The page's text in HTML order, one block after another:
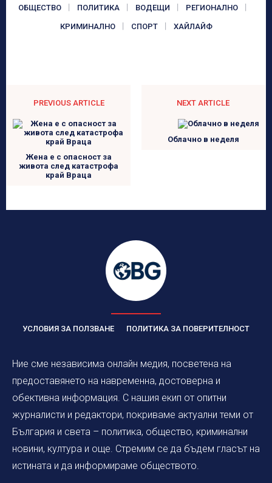
ОБЩЕСТВО ПОЛИТИКА ВОДЕЩИ РЕГИОНАЛНО
КРИМИНАЛНО СПОРТ ХАЙЛАЙФ
PREVIOUS ARTICLE
Жена е с опасност за
живота след катастрофа
край Враца
NEXT ARTICLE
Облачно в неделя
УСЛОВИЯ ЗА ПОЛЗВАНЕ ПОЛИТИКА ЗА ПОВЕРИТЕЛНОСТ
Ние сме независима онлайн медия, посветена на
предоставянето на навременна, достоверна и
обективна информация. С нашия екип от опитни
журналисти и редактори, покриваме актуални теми от
България и света – политика, общество, криминални
новини, култура и още. Стремим се да бъдем гласът на
истината и да информираме обществото.